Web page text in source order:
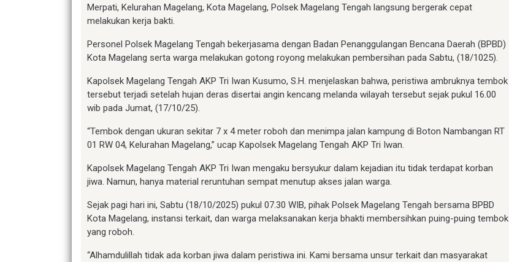
Merpati, Kelurahan Magelang, Kota Magelang, Polsek Magelang Tengah langsung bergerak cepat
melakukan kerja bakti.
Personel Polsek Magelang Tengah bekerjasama dengan Badan Penanggulangan Bencana Daerah (BPBD)
Kota Magelang serta warga melakukan gotong royong melakukan pembersihan pada Sabtu, (18/1025).
Kapolsek Magelang Tengah AKP Tri Iwan Kusumo, S.H. menjelaskan bahwa, peristiwa ambruknya tembok
tersebut terjadi setelah hujan deras disertai angin kencang melanda wilayah tersebut sejak pukul 16.00
wib pada Jumat, (17/10/25).
“Tembok dengan ukuran sekitar 7 x 4 meter roboh dan menimpa jalan kampung di Boton Nambangan RT
01 RW 04, Kelurahan Magelang,” ucap Kapolsek Magelang Tengah AKP Tri Iwan.
Kapolsek Magelang Tengah AKP Tri Iwan mengaku bersyukur dalam kejadian itu tidak terdapat korban
jiwa. Namun, hanya material reruntuhan sempat menutup akses jalan warga.
Sejak pagi hari ini, Sabtu (18/10/2025) pukul 07.30 WIB, pihak Polsek Magelang Tengah bersama BPBD
Kota Magelang, instansi terkait, dan warga melaksanakan kerja bhakti membersihkan puing-puing tembok
yang roboh.
“Alhamdulillah tidak ada korban jiwa dalam peristiwa ini. Kami bersama unsur terkait dan masyarakat